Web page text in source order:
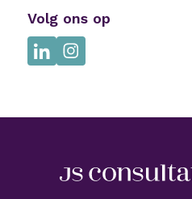
Volg ons op